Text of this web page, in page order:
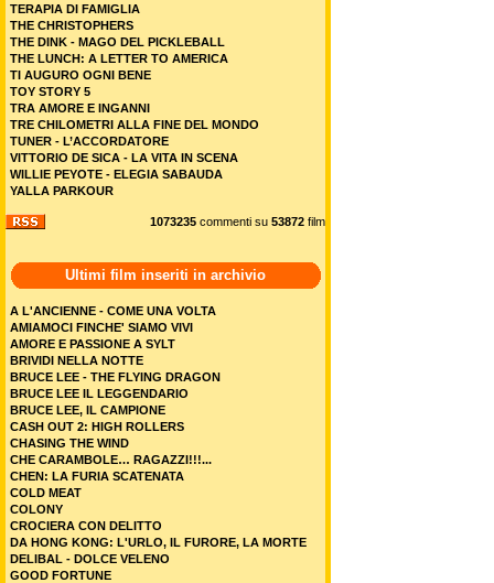
TERAPIA DI FAMIGLIA
THE CHRISTOPHERS
THE DINK - MAGO DEL PICKLEBALL
THE LUNCH: A LETTER TO AMERICA
TI AUGURO OGNI BENE
TOY STORY 5
TRA AMORE E INGANNI
TRE CHILOMETRI ALLA FINE DEL MONDO
TUNER - L’ACCORDATORE
VITTORIO DE SICA - LA VITA IN SCENA
WILLIE PEYOTE - ELEGIA SABAUDA
YALLA PARKOUR
1073235 commenti su 53872 film
Ultimi film inseriti in archivio
A L'ANCIENNE - COME UNA VOLTA
AMIAMOCI FINCHE' SIAMO VIVI
AMORE E PASSIONE A SYLT
BRIVIDI NELLA NOTTE
BRUCE LEE - THE FLYING DRAGON
BRUCE LEE IL LEGGENDARIO
BRUCE LEE, IL CAMPIONE
CASH OUT 2: HIGH ROLLERS
CHASING THE WIND
CHE CARAMBOLE… RAGAZZI!!!...
CHEN: LA FURIA SCATENATA
COLD MEAT
COLONY
CROCIERA CON DELITTO
DA HONG KONG: L'URLO, IL FURORE, LA MORTE
DELIBAL - DOLCE VELENO
GOOD FORTUNE